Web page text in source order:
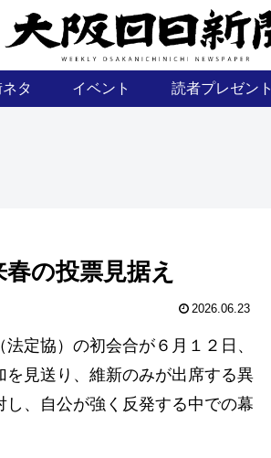
タ イベント 読者プレゼント
の投票見据え
2026.06.23
定協）の初会合が６月１２日、
見送り、維新のみが出席する異
、自公が強く反発する中での幕